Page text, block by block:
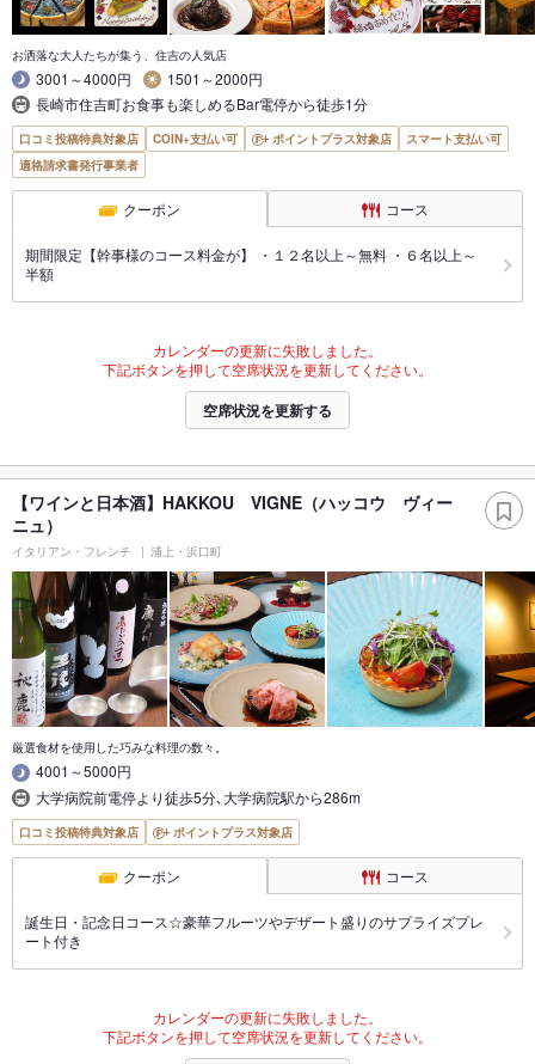
お洒落な大人たちが集う、住吉の人気店
3001～4000円
1501～2000円
長崎市住吉町お食事も楽しめるBar電停から徒歩1分
口コミ投稿特典対象店 COIN+支払い可 ポイントプラス対象店
スマート支払い可
適格請求書発行事業者
クーポン コース
期間限定【幹事様のコース料金が】 ・１２名以上～無料 ・６名以上～
半額
カレンダーの更新に失敗しました。
下記ボタンを押して空席状況を更新してください。
空席状況を更新する
【ワインと日本酒】HAKKOU VIGNE（ハッコウ ヴィー
ニュ）
イタリアン・フレンチ 浦上・浜口町
厳選食材を使用した巧みな料理の数々。
4001～5000円
大学病院前電停より徒歩5分､大学病院駅から286m
口コミ投稿特典対象店 ポイントプラス対象店
クーポン コース
誕生日・記念日コース☆豪華フルーツやデザート盛りのサプライズプレ
ート付き
カレンダーの更新に失敗しました。
下記ボタンを押して空席状況を更新してください。